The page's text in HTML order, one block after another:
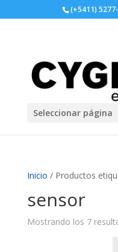
(+5411)
Seleccionar página
Inicio / Productos
sensor
Mostrando los 7